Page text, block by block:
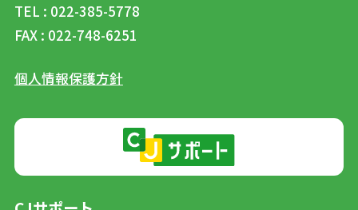
TEL : 022-385-5778
FAX : 022-748-6251
個人情報保護方針